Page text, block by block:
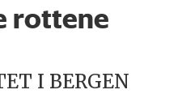
rottene
I BERGEN